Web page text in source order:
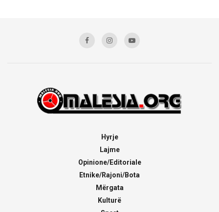
Hyrje
Lajme
Opinione/Editoriale
Etnike/Rajoni/Bota
Mërgata
Kulturë